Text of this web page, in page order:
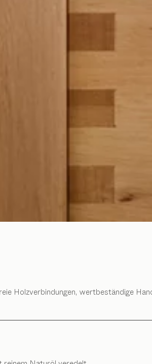
Holzverbindungen, wertbeständige